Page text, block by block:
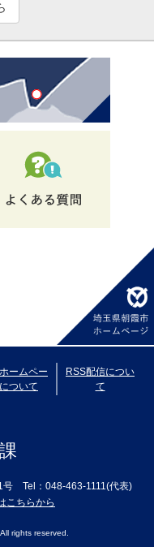
ームペー
ついて
RSS配信につい
て
号 Tel：048-463-1111(代表)
こちらから
rights reserved.